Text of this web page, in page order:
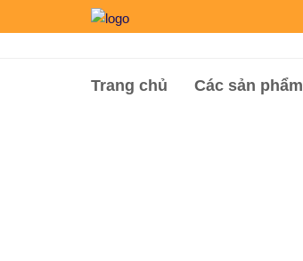
Trang chủ Các sản phẩm